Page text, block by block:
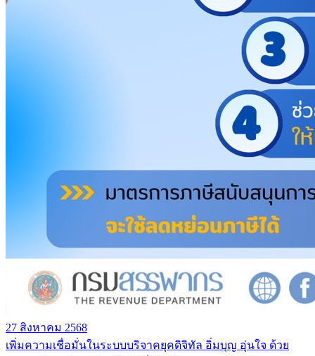
27 สิงหาคม 2568
เพิ่มความเชื่อมั่นในระบบบริจาคยุคดิจิทัล อิ่มบุญ อุ่นใจ ด้วย